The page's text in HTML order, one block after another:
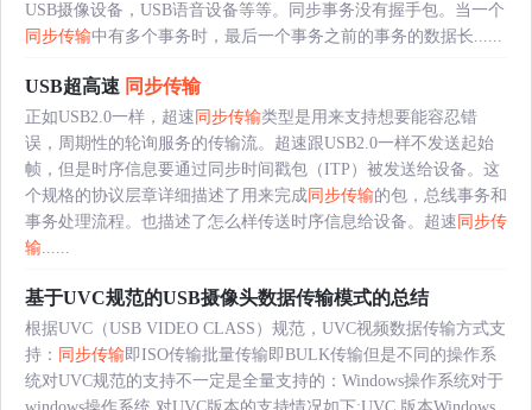
USB摄像设备，USB语音设备等等。同步事务没有握手包。当一个
同步传输中有多个事务时，最后一个事务之前的事务的数据长......
USB超高速 同步传输
正如USB2.0一样，超速 同步传输类型是用来支持想要能容忍错
误，周期性的轮询服务的传输流。超速跟USB2.0一样不发送起始
帧，但是时序信息要通过同步时间戳包（ITP）被发送给设备。这
个规格的协议层章详细描述了用来完成 同步传输的包，总线事务和
事务处理流程。也描述了怎么样传送时序信息给设备。超速 同步传
输......
基于UVC规范的USB摄像头数据传输模式的总结
根据UVC（USB VIDEO CLASS）规范，UVC视频数据传输方式支
持： 同步传输即ISO传输批量传输即BULK传输但是不同的操作系
统对UVC规范的支持不一定是全量支持的：Windows操作系统对于